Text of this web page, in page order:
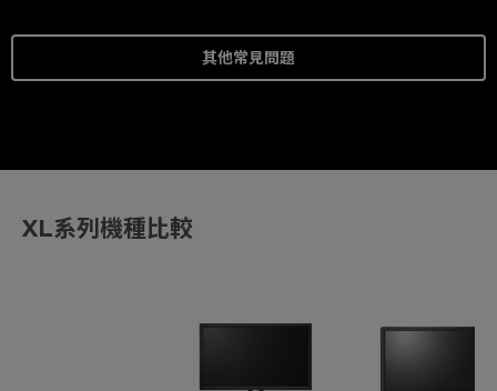
其他常見問題
XL系列機種比較